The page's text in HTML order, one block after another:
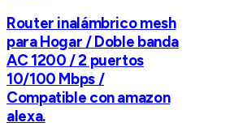
Router inalámbrico mesh
para Hogar / Doble banda
AC 1200 / 2 puertos
10/100 Mbps /
Compatible con amazon
alexa.